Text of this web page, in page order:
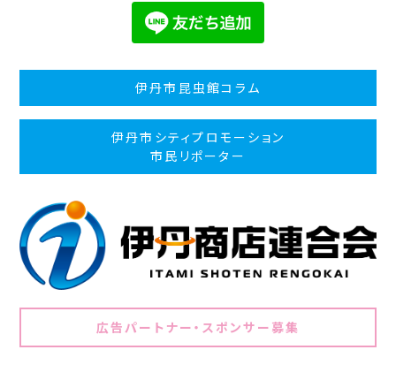
伊丹市昆虫館コラム
伊丹市シティプロモーション
市民リポーター
広告パートナー・スポンサー募集